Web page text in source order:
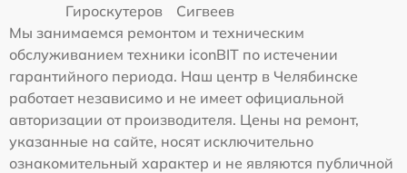
Гироскутеров
Сигвеев
Мы занимаемся ремонтом и техническим
обслуживанием техники iconBIT по истечении
гарантийного периода. Наш центр в Челябинске
работает независимо и не имеет официальной
авторизации от производителя. Цены на ремонт,
указанные на сайте, носят исключительно
ознакомительный характер и не являются публичной